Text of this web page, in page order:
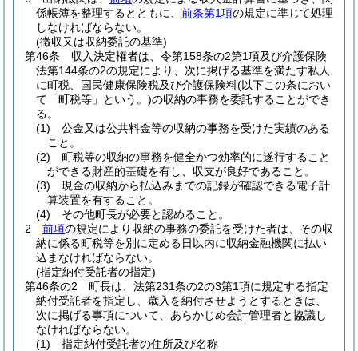
係帳簿を整理するとともに、 前条第1項の規定に準じて処理
しなければならない。
(徴収又は収納委託の基準)
第46条
収入決定権者は、令第158条の2第1項及び介護保険
法第144条の2の規定により、次に掲げる基準を満たす私人
に町税、国民健康保険税及び介護保険料(以下この条におい
て「町税等」という。)の収納の事務を委託することができ
る。
(1)
公金又は公共料金等の収納の事務を受けた実績のある
こと。
(2)
町税等の収納の事務を健全かつ効率的に遂行すること
ができる財産的基礎を有し、収支が良好であること。
(3)
現金の収納から払込みまでの記録が確認できる電子計
算装置を有すること。
(4)
その他町長が必要と認めること。
2
前項の規定により収納の事務の委託を受けた者は、その収
納に係る町税等を別に定める日以内に収納金融機関に払い
込まなければならない。
(指定納付受託者の指定)
第46条の2
町長は、法第231条の2の3第1項に規定する指定
納付受託者を指定し、歳入を納付させようとするときは、
次に掲げる事項について、あらかじめ会計管理者と協議し
なければならない。
(1)
指定納付受託者の住所及び名称